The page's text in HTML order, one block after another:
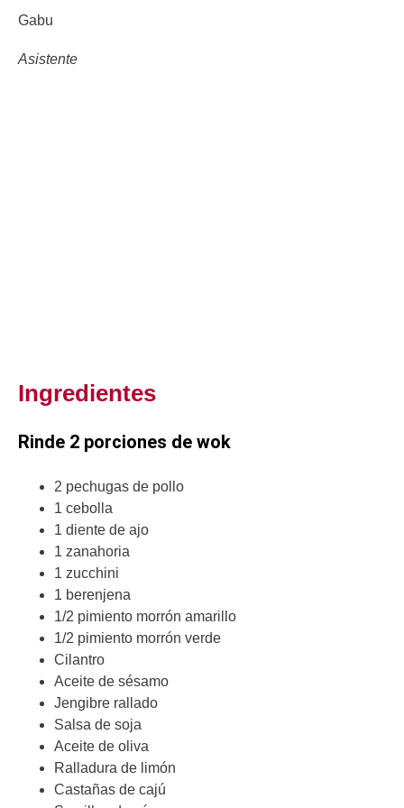
Gabu
Asistente
Ingredientes
Rinde 2 porciones de wok
2 pechugas de pollo
1 cebolla
1 diente de ajo
1 zanahoria
1 zucchini
1 berenjena
1/2 pimiento morrón amarillo
1/2 pimiento morrón verde
Cilantro
Aceite de sésamo
Jengibre rallado
Salsa de soja
Aceite de oliva
Ralladura de limón
Castañas de cajú